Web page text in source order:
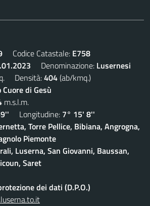
Codice Catastale: E758
Denominazione: Lusernesi
Densità:404(ab/kmq.)
Cuore di Gesù
m.s.l.m.
Longitudine: 7° 15' 8''
Torre Pellice, Bibiana, Angrogna,
Piemonte
Luserna, San Giovanni, Baussan,
Saret
dei dati (D.P.O.)